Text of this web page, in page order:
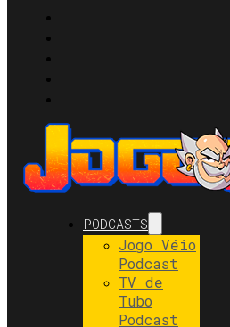
PODCASTS
Jogo Véio
Podcast
TV de
Tubo
Podcast